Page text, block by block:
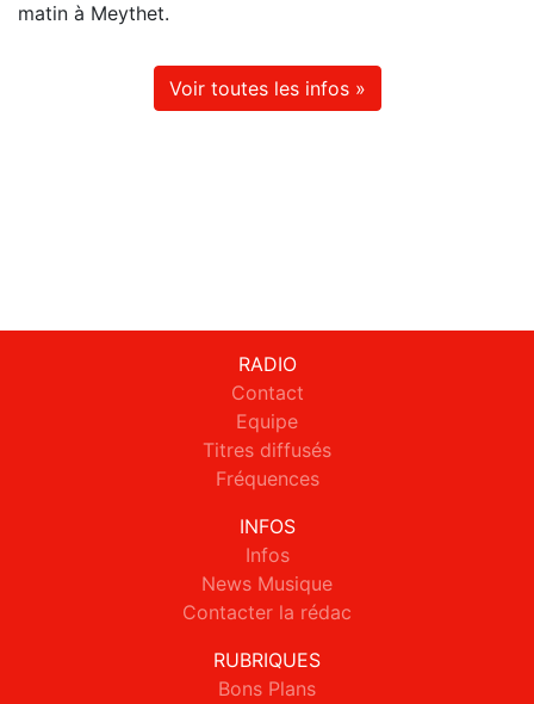
matin à Meythet.
Voir toutes les infos »
RADIO
Contact
Equipe
Titres diffusés
Fréquences
INFOS
Infos
News Musique
Contacter la rédac
RUBRIQUES
Bons Plans